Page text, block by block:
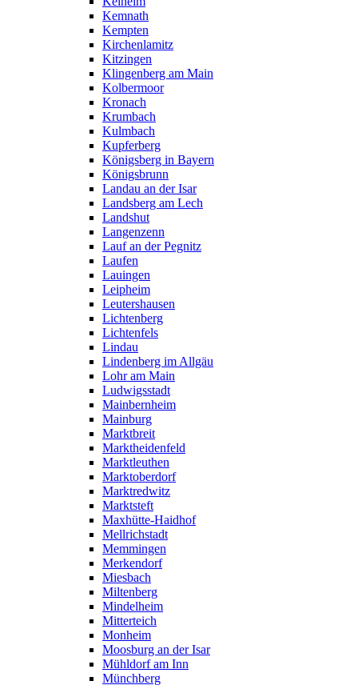
Kemnath
Kempten
Kirchenlamitz
Kitzingen
Klingenberg am Main
Kolbermoor
Kronach
Krumbach
Kulmbach
Kupferberg
Königsberg in Bayern
Königsbrunn
Landau an der Isar
Landsberg am Lech
Landshut
Langenzenn
Lauf an der Pegnitz
Laufen
Lauingen
Leipheim
Leutershausen
Lichtenberg
Lichtenfels
Lindau
Lindenberg im Allgäu
Lohr am Main
Ludwigsstadt
Mainbernheim
Mainburg
Marktbreit
Marktheidenfeld
Marktleuthen
Marktoberdorf
Marktredwitz
Marktsteft
Maxhütte-Haidhof
Mellrichstadt
Memmingen
Merkendorf
Miesbach
Miltenberg
Mindelheim
Mitterteich
Monheim
Moosburg an der Isar
Mühldorf am Inn
Münchberg